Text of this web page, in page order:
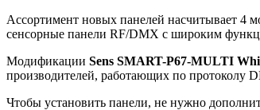
Ассортимент новых панелей насчитывает 4
сенсорные панели RF/DMX с широким
Модификации Sens SMART-P67-MULTI
производителей, работающих по протоколу
Чтобы установить панели, не нужно